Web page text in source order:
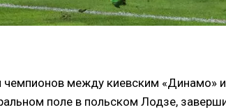
между киевским «Динамо» и
поле в польском Лодзе,